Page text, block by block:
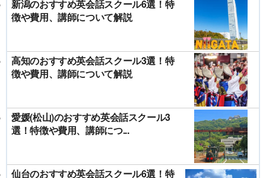
新潟のおすすめ英会話スクール6選！特
徴や費用、講師について解説
高知のおすすめ英会話スクール3選！特
徴や費用、講師について解説
愛媛(松山)のおすすめ英会話スクール3
選！特徴や費用、講師につ...
仙台のおすすめ英会話スクール6選！特